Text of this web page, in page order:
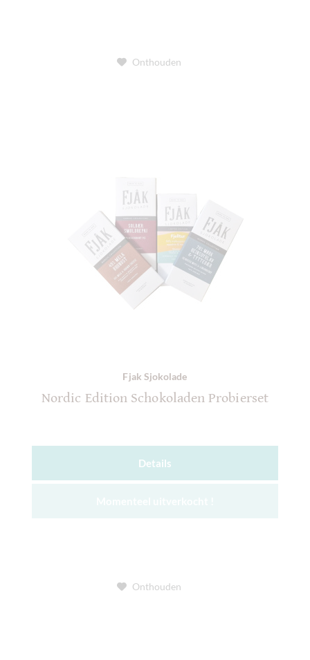
Onthouden
Fjak Sjokolade
Nordic Edition Schokoladen Probierset
Details
Onthouden